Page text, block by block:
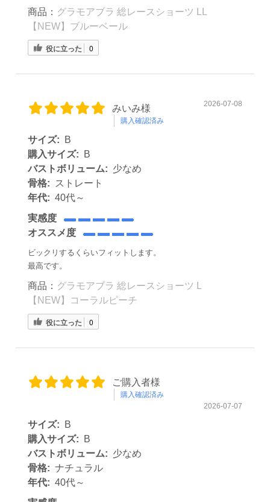
商品： グラモアブラ 総レースショーツ LL
【NEW】ブルーベール
役に立った 0
みいみ様
購入確認済み
2026-07-08
サイズ:
B
購入サイズ:
B
バストボリューム: 少なめ
骨格:
ストレート
年代: 40代～
実感度
オススメ度
ビックリするくらいフィットします。
最高です。
商品： グラモアブラ 総レースショーツ L
【NEW】コーラルピーチ
役に立った 0
ご購入者様
購入確認済み
2026-07-07
サイズ:
B
購入サイズ:
B
バストボリューム: 少なめ
骨格: ナチュラル
年代: 40代～